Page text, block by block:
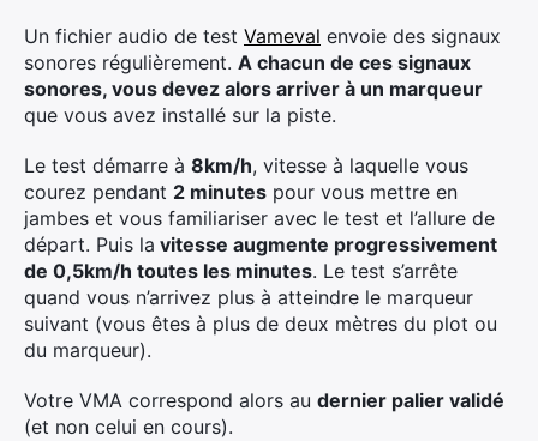
Un fichier audio de test Vameval envoie des signaux
sonores régulièrement. A chacun de ces signaux
sonores, vous devez alors arriver à un marqueur
que vous avez installé sur la piste.
Le test démarre à 8km/h, vitesse à laquelle vous
courez pendant 2 minutes pour vous mettre en
jambes et vous familiariser avec le test et l’allure de
départ. Puis la vitesse augmente progressivement
de 0,5km/h toutes les minutes. Le test s’arrête
quand vous n’arrivez plus à atteindre le marqueur
suivant (vous êtes à plus de deux mètres du plot ou
du marqueur).
Votre VMA correspond alors au dernier palier validé
(et non celui en cours).